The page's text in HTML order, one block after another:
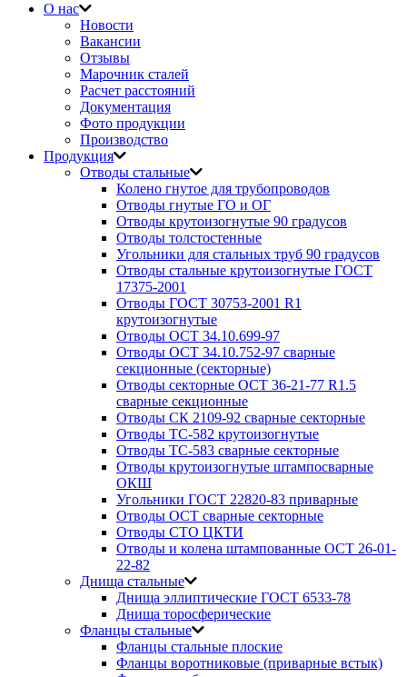
О нас
Новости
Вакансии
Отзывы
Марочник сталей
Расчет расстояний
Документация
Фото продукции
Производство
Продукция
Отводы стальные
Колено гнутое для трубопроводов
Отводы гнутые ГО и ОГ
Отводы крутоизогнутые 90 градусов
Отводы толстостенные
Угольники для стальных труб 90 градусов
Отводы стальные крутоизогнутые ГОСТ
17375-2001
Отводы ГОСТ 30753-2001 R1
крутоизогнутые
Отводы ОСТ 34.10.699-97
Отводы ОСТ 34.10.752-97 сварные
секционные (секторные)
Отводы секторные ОСТ 36-21-77 R1.5
сварные секционные
Отводы СК 2109-92 сварные секторные
Отводы ТС-582 крутоизогнутые
Отводы ТС-583 сварные секторные
Отводы крутоизогнутые штампосварные
ОКШ
Угольники ГОСТ 22820-83 приварные
Отводы ОСТ сварные секторные
Отводы СТО ЦКТИ
Отводы и колена штампованные ОСТ 26-01-
22-82
Днища стальные
Днища эллиптические ГОСТ 6533-78
Днища торосферические
Фланцы стальные
Фланцы стальные плоские
Фланцы воротниковые (приварные встык)